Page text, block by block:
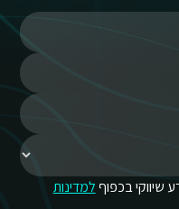
שיווקי בכפוףלמדינות